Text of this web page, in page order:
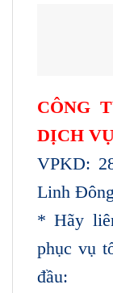
CÔNG
DỊCH
VPKD:
Linh
* Hãy
phục vụ
đầu: